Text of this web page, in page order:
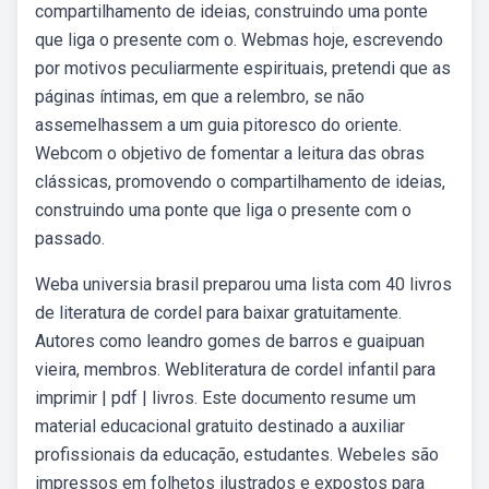
compartilhamento de ideias, construindo uma ponte
que liga o presente com o. Webmas hoje, escrevendo
por motivos peculiarmente espirituais, pretendi que as
páginas íntimas, em que a relembro, se não
assemelhassem a um guia pitoresco do oriente.
Webcom o objetivo de fomentar a leitura das obras
clássicas, promovendo o compartilhamento de ideias,
construindo uma ponte que liga o presente com o
passado.
Weba universia brasil preparou uma lista com 40 livros
de literatura de cordel para baixar gratuitamente.
Autores como leandro gomes de barros e guaipuan
vieira, membros. Webliteratura de cordel infantil para
imprimir | pdf | livros. Este documento resume um
material educacional gratuito destinado a auxiliar
profissionais da educação, estudantes. Webeles são
impressos em folhetos ilustrados e expostos para